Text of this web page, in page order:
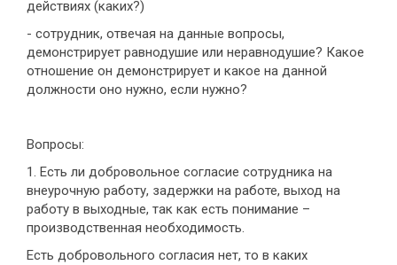
действиях (каких?)
- сотрудник, отвечая на данные вопросы,
демонстрирует равнодушие или неравнодушие? Какое
отношение он демонстрирует и какое на данной
должности оно нужно, если нужно?
Вопросы:
1. Есть ли добровольное согласие сотрудника на
внеурочную работу, задержки на работе, выход на
работу в выходные, так как есть понимание –
производственная необходимость.
Есть добровольного согласия нет, то в каких